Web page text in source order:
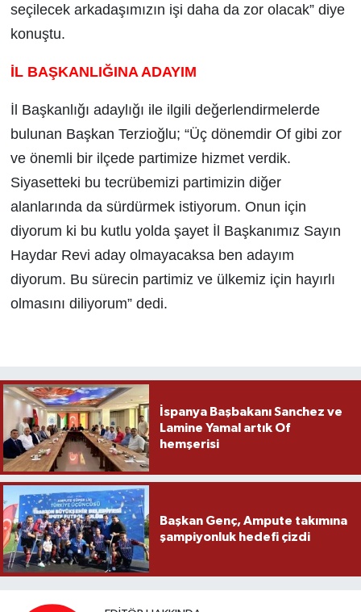
seçilecek arkadaşımızın işi daha da zor olacak” diye
konuştu.
İL BAŞKANLIĞINA ADAYIM
İl Başkanlığı adaylığı ile ilgili değerlendirmelerde
bulunan Başkan Terzioğlu; “Üç dönemdir Of gibi zor
ve önemli bir ilçede partimize hizmet verdik.
Siyasetteki bu tecrübemizi partimizin diğer
alanlarında da sürdürmek istiyorum. Onun için
diyorum ki bu kutlu yolda şayet İl Başkanımız Sayın
Haydar Revi aday olmayacaksa ben adayım
diyorum. Bu sürecin partimiz ve ülkemiz için hayırlı
olmasını diliyorum” dedi.
İspanya Başbakanı Sanchez ve
Lamine Yamal artık Of
hemşerisi
Başkan Genç, Ampute takımına
şampiyonluk hedefi çizdi